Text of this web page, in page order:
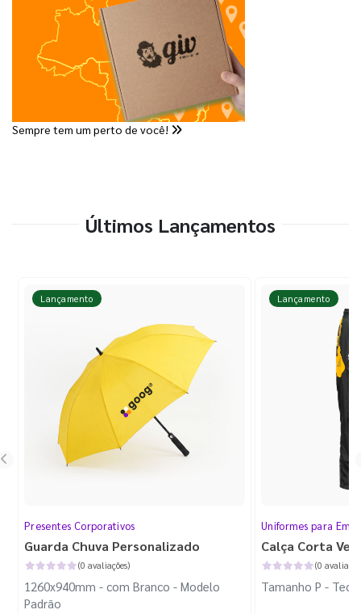
Sempre tem um perto de você!
Últimos Lançamentos
Lançamento
Presentes Corporativos
Guarda Chuva Personalizado
(0 avaliações)
1260x940mm - com Branco - Modelo
Padrão
Lançamento
Uniformes para
Calça Corta
(0
Tamanho P -